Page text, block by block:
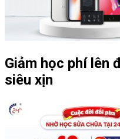
Giảm học phí lên
siêu xịn